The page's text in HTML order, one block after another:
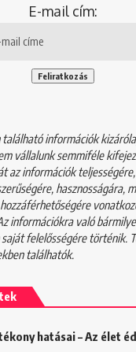
E-mail cím:
található információk
vállalunk semmiféle
az információk
hasznosságára,
információkra való
saját felelősségére történik.
találhatók.
hatásai – Az élet